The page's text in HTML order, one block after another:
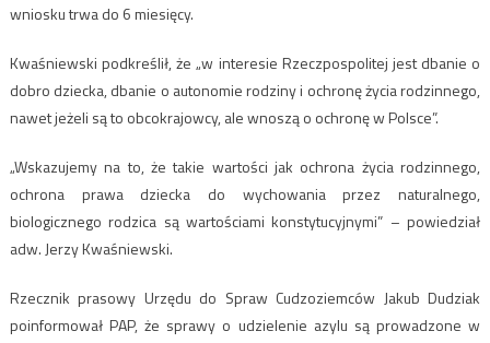
wniosku trwa do 6 miesięcy.
Kwaśniewski podkreślił, że „w interesie Rzeczpospolitej jest dbanie o
dobro dziecka, dbanie o autonomie rodziny i ochronę życia rodzinnego,
nawet jeżeli są to obcokrajowcy, ale wnoszą o ochronę w Polsce”.
„Wskazujemy na to, że takie wartości jak ochrona życia rodzinnego,
ochrona prawa dziecka do wychowania przez naturalnego,
biologicznego rodzica są wartościami konstytucyjnymi” – powiedział
adw. Jerzy Kwaśniewski.
Rzecznik prasowy Urzędu do Spraw Cudzoziemców Jakub Dudziak
poinformował PAP, że sprawy o udzielenie azylu są prowadzone w